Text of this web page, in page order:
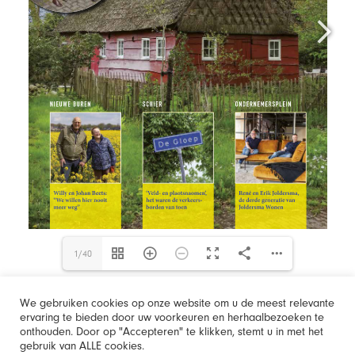
1/40
We gebruiken cookies op onze website om u de meest relevante
ervaring te bieden door uw voorkeuren en herhaalbezoeken te
onthouden. Door op "Accepteren" te klikken, stemt u in met het
gebruik van ALLE cookies.